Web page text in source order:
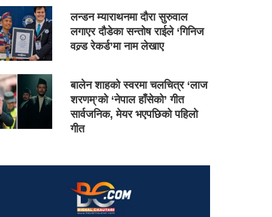
लन्डन म्याराथनमा दौरा सुरुवाल
लगाएर दौडेका सन्तोष राईले ‘गिनिज
वल्र्ड रेकर्ड’मा नाम लेखाए
बालेन शाहको स्वरमा चलचित्र ‘लाज
शरणम्’को ‘नेपाल हाँसेको’ गीत
सार्वजनिक, मेयर भएपछिको पहिलो
गीत